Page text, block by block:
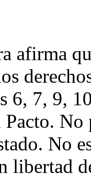
afirma
6, 7, 9,
No
libertad